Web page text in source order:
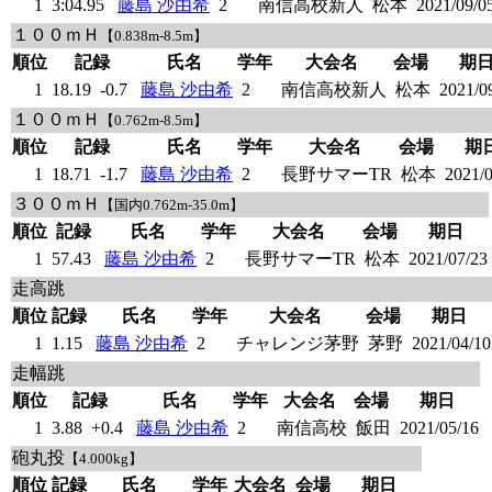
1
3:04.95 藤島 沙由希 2 南信高校新人 松本 2021/09/
１００ｍＨ
【0.838m-8.5m】
順位 記録 氏名 学年 大会名 会場
期日
1
18.19 -0.7 藤島 沙由希 2 南信高校新人 松本 2021/
１００ｍＨ
【0.762m-8.5m】
順位 記録 氏名 学年 大会名 会場
期
1
18.71 -1.7 藤島 沙由希 2 長野サマーTR 松本 2021/
３００ｍＨ
【国内0.762m-35.0m】
順位 記録 氏名 学年 大会名 会場
期日
1
57.43 藤島 沙由希 2 長野サマーTR 松本 2021/07/23
走高跳
順位 記録 氏名 学年 大会名 会場
期日
1
1.15 藤島 沙由希 2 チャレンジ茅野 茅野 2021/04/10
走幅跳
順位
記録 氏名 学年 大会名 会場
期日
1
3.88 +0.4 藤島 沙由希 2 南信高校 飯田
2021/05/16
砲丸投 【4.000kg】
順位 記録 氏名 学年 大会名 会場
期日